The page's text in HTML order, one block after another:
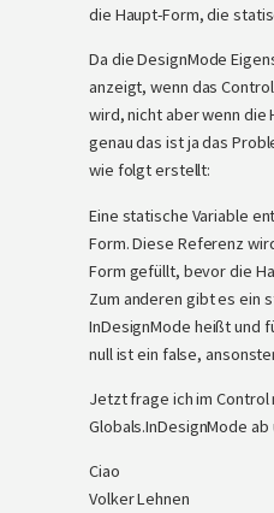
die Haupt-Form, die
Da die DesignMode
anzeigt, wenn das
wird, nicht aber wenn die
genau das ist ja das
wie folgt erstellt:
Eine statische Variable
Form. Diese Referenz
Form gefüllt, bevor die
Zum anderen gibt es ein
InDesignMode heißt und
null ist ein false,
Jetzt frage ich im
Globals.InDesignMode ab
Ciao
Volker Lehnen